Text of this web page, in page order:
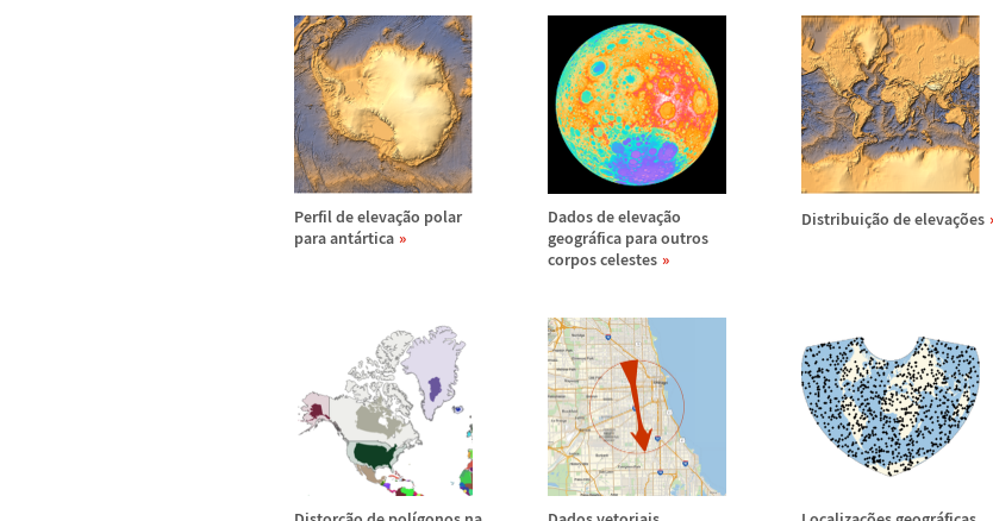
Perfil de elevação polar
para antártica
Dados de elevação
geográfica para outros
corpos celestes
Distribuição de elevações